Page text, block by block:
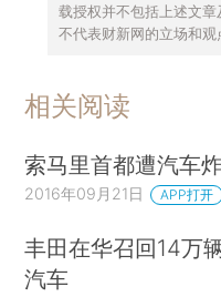
载授权并不包括上述文章
不代表财新网的立场和观
相关阅读
索马里首都遭汽车
2016年09月21日 APP打开
丰田在华召回14万
汽车